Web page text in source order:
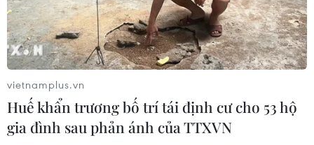
vietnamplus.vn
Huế khẩn trương bố trí tái định cư cho 53 hộ
gia đình sau phản ánh của TTXVN